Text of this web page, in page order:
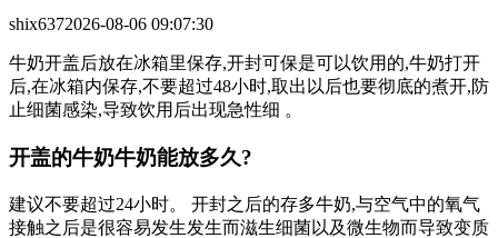
shix6372026-08-06 09:07:30
牛奶开盖后放在冰箱里保存,开封可保是可以饮用的,牛奶打开
后,在冰箱内保存,不要超过48小时,取出以后也要彻底的煮开,防
止细菌感染,导致饮用后出现急性细 。
开盖的牛奶牛奶能放多久?
建议不要超过24小时。 开封之后的存多牛奶,与空气中的氧气
接触之后是很容易发生发生而滋生细菌以及微生物而导致变质